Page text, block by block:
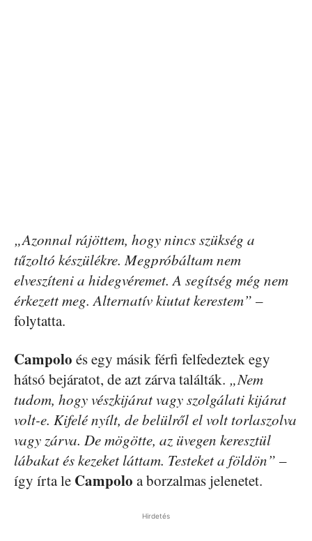
„Azonnal rájöttem, hogy nincs szükség a
tűzoltó készülékre. Megpróbáltam nem
elveszíteni a hidegvéremet. A segítség még nem
érkezett meg. Alternatív kiutat kerestem” –
folytatta.
Campolo és egy másik férfi felfedeztek egy
hátsó bejáratot, de azt zárva találták. „Nem
tudom, hogy vészkijárat vagy szolgálati kijárat
volt-e. Kifelé nyílt, de belülről el volt torlaszolva
vagy zárva. De mögötte, az üvegen keresztül
lábakat és kezeket láttam. Testeket a földön” –
így írta le Campolo a borzalmas jelenetet.
Hirdetés